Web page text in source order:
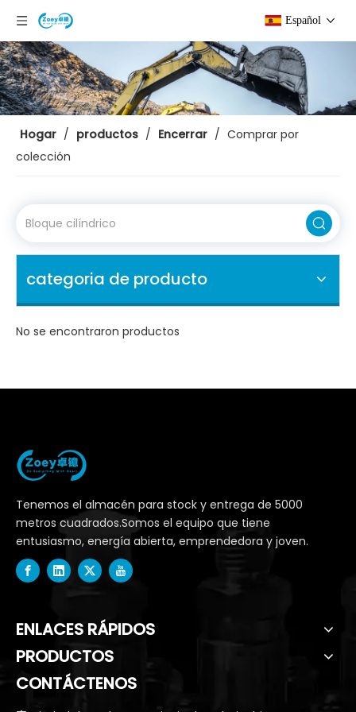
Español
Hogar / productos / Encerrar / Comprar por
colección
categoria de producto
No se encontraron productos
Tenemos el almacén para stock y entrega de 5000
metros cuadrados.Somos el equipo que tiene
entusiasmo, energía abierta, emprendedora y joven.
ENLACES RÁPIDOS
PRODUCTOS
CONTÁCTENOS